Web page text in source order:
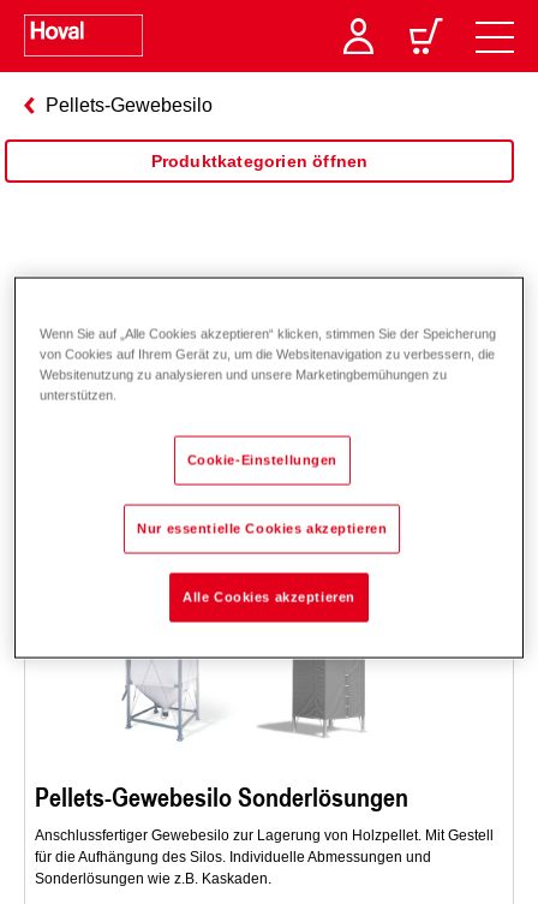
Pellets-Gewebesilo
Produktkategorien öffnen
Pellets-Gewebesilo
Sonderlösungen
Pellets-Gewebesilo Sonderlösungen
Anschlussfertiger Gewebesilo zur Lagerung von Holzpellet. Mit Gestell
für die Aufhängung des Silos. Individuelle Abmessungen und
Sonderlösungen wie z.B. Kaskaden.
Wenn Sie auf „Alle Cookies akzeptieren“ klicken, stimmen Sie der Speicherung
von Cookies auf Ihrem Gerät zu, um die Websitenavigation zu verbessern, die
Websitenutzung zu analysieren und unsere Marketingbemühungen zu
unterstützen.
Cookie-Einstellungen
Nur essentielle Cookies akzeptieren
Alle Cookies akzeptieren